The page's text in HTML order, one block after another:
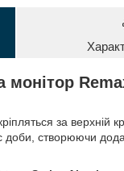
монітор
за
створюючи